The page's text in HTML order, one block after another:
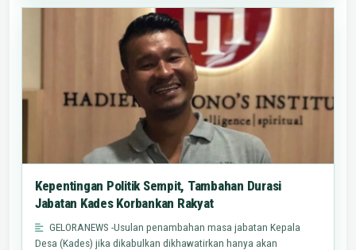
Kepentingan Politik Sempit, Tambahan Durasi
Jabatan Kades Korbankan Rakyat
GELORANEWS -Usulan penambahan masa jabatan Kepala
Desa (Kades) jika dikabulkan dikhawatirkan hanya akan